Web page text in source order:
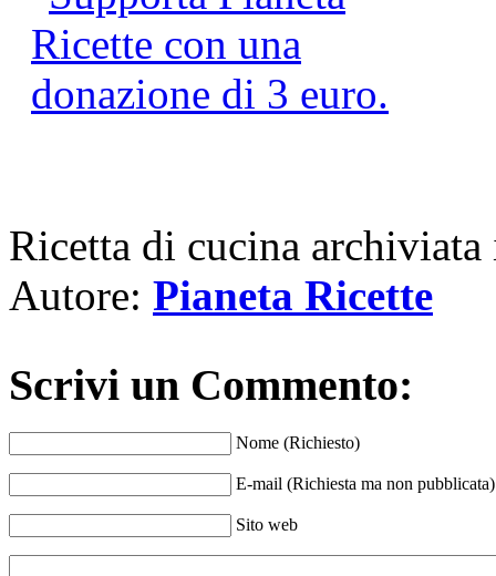
Ricetta di cucina
Autore: Pianeta Ricette
Scrivi un Commento:
Nome (Richiesto)
E-mail (Richiesta ma non pubblicata)
Sito web